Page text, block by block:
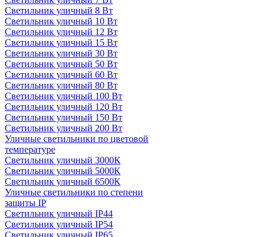
Светильник уличный 8 Вт
Светильник уличный 10 Вт
Светильник уличный 12 Вт
Светильник уличный 15 Вт
Светильник уличный 30 Вт
Светильник уличный 50 Вт
Светильник уличный 60 Вт
Светильник уличный 80 Вт
Светильник уличный 100 Вт
Светильник уличный 120 Вт
Светильник уличный 150 Вт
Светильник уличный 200 Вт
Уличные светильники по цветовой
температуре
Cветильник уличный 3000К
Cветильник уличный 5000К
Cветильник уличный 6500К
Уличные светильники по степени
защиты IP
Светильник уличный IP44
Светильник уличный IP54
Светильник уличный IP65